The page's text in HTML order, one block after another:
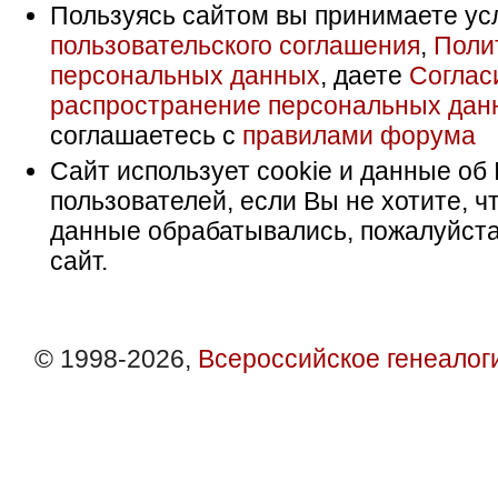
Пользуясь сайтом вы принимаете
пользовательского соглашения,
персональных данных, даете
распространение персональных
соглашаетесь с правилами форума
Сайт использует cookie и данные об
пользователей, если Вы не хотите,
данные обрабатывались,
сайт.
© 1998-2026, Всероссийское